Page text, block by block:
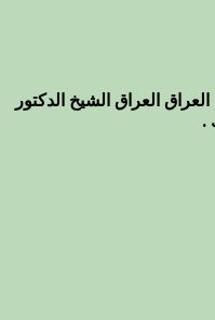
العراق الشيخ الدكتور
.